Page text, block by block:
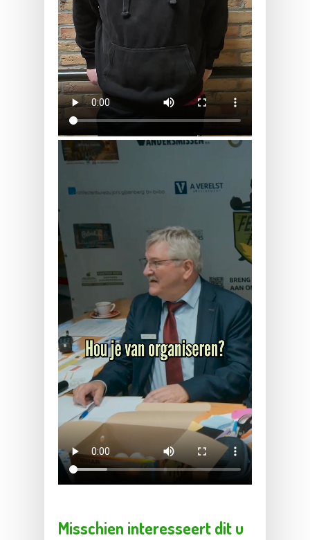
LAC korte aankondiging
Verkiezingen VTTL
2026.mp4
Misschien interesseert dit u